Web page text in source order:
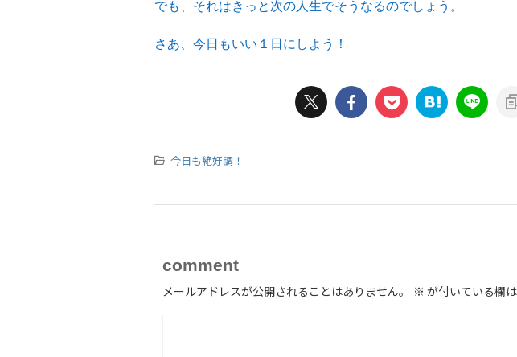
でも、それはきっと次の人生でそうなるのでしょう。
さあ、今日もいい１日にしよう！
-今日も絶好調！
comment
メールアドレスが公開されることはありません。 ※ が付いている欄